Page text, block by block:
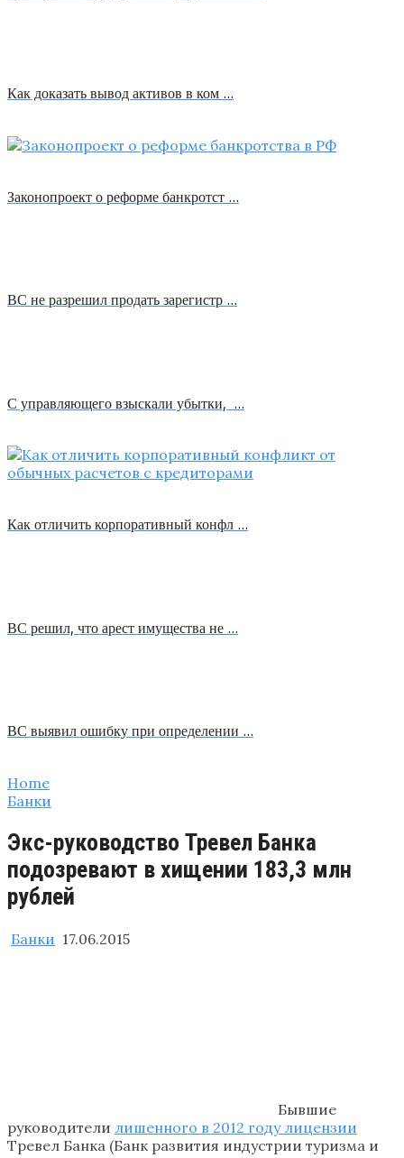
Как доказать вывод активов в ком …
Законопроект о реформе банкротст …
ВС не разрешил продать зарегистр …
С управляющего взыскали убытки, …
Как отличить корпоративный конфл …
ВС решил, что арест имущества не …
ВС выявил ошибку при определении …
Home
Банки
Экс-руководство Тревел Банка
подозревают в хищении 183,3 млн
рублей
Банки 17.06.2015
Бывшие
руководители лишенного в 2012 году лицензии
Тревел Банка (Банк развития индустрии туризма и